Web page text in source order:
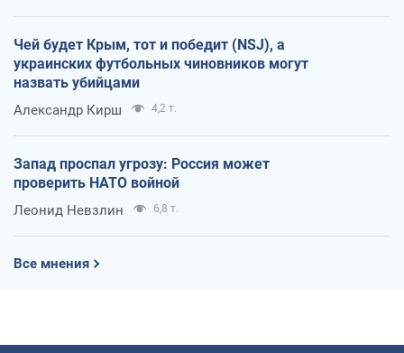
Чей будет Крым, тот и победит (NSJ), а
украинских футбольных чиновников могут
назвать убийцами
Александр Кирш 4,2 т.
Запад проспал угрозу: Россия может
проверить НАТО войной
Леонид Невзлин 6,8 т.
Все мнения